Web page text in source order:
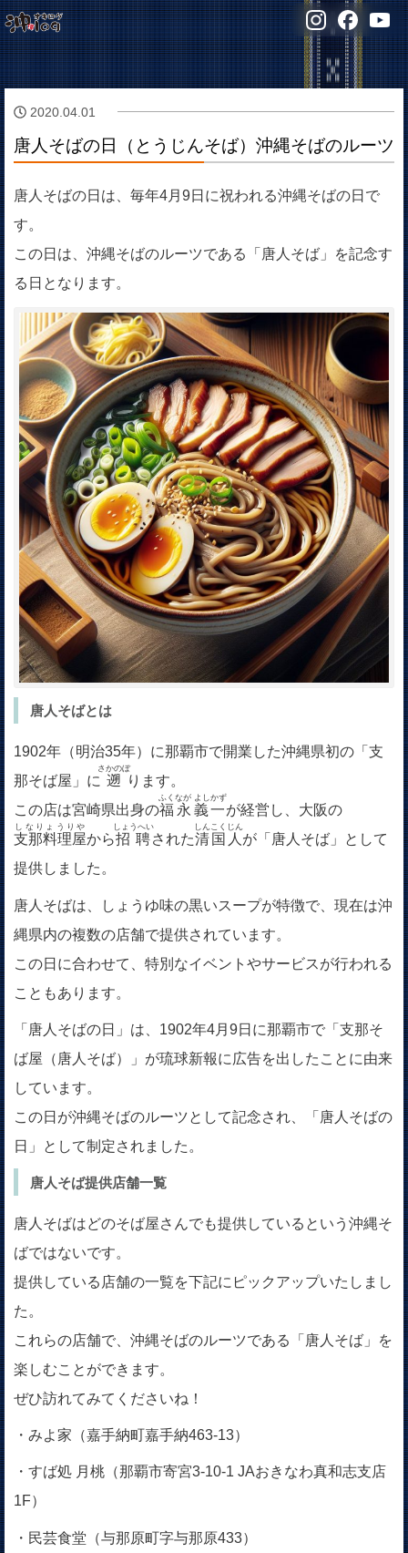
2020.04.01
唐人そばの日（とうじんそば）沖縄そばのルーツ
唐人そばの日は、毎年4月9日に祝われる沖縄そばの日で
す。
この日は、沖縄そばのルーツである「唐人そば」を記念す
る日となります。
唐人そばとは
1902年（明治35年）に那覇市で開業した沖縄県初の「支
那そば屋」に 遡
さかのぼ
ります。
この店は宮崎県出身の福永義一
ふくなが よしかず
が経営し、大阪の
支那料理屋
しなりょうりや
から招聘
しょうへい
された清国人
しんこくじん
が「唐人そば」として
提供しました。
唐人そばは、しょうゆ味の黒いスープが特徴で、現在は沖
縄県内の複数の店舗で提供されています。
この日に合わせて、特別なイベントやサービスが行われる
こともあります。
「唐人そばの日」は、1902年4月9日に那覇市で「支那そ
ば屋（唐人そば）」が琉球新報に広告を出したことに由来
しています。
この日が沖縄そばのルーツとして記念され、「唐人そばの
日」として制定されました。
唐人そば提供店舗一覧
唐人そばはどのそば屋さんでも提供しているという沖縄そ
ばではないです。
提供している店舗の一覧を下記にピックアップいたしまし
た。
これらの店舗で、沖縄そばのルーツである「唐人そば」を
楽しむことができます。
ぜひ訪れてみてくださいね！
・みよ家（嘉手納町嘉手納463-13）
・すば処 月桃（那覇市寄宮3-10-1 JAおきなわ真和志支店
1F）
・民芸食堂（与那原町字与那原433）